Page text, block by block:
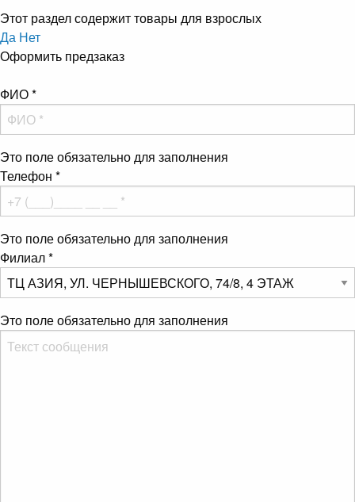
Этот раздел содержит товары для взрослых
Да Нет
Оформить предзаказ
ФИО*
Это поле обязательно для заполнения
Телефон *
Это поле обязательно для заполнения
Филиал*
Это поле обязательно для заполнения